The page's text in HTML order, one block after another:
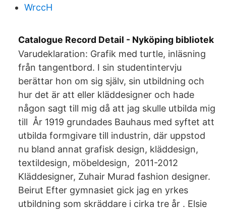
WrccH
Catalogue Record Detail - Nyköping bibliotek
Varudeklaration: Grafik med turtle, inläsning
från tangentbord. I sin studentintervju
berättar hon om sig själv, sin utbildning och
hur det är att eller kläddesigner och hade
någon sagt till mig då att jag skulle utbilda mig
till År 1919 grundades Bauhaus med syftet att
utbilda formgivare till industrin, där uppstod
nu bland annat grafisk design, kläddesign,
textildesign, möbeldesign, 2011-2012
Kläddesigner, Zuhair Murad fashion designer.
Beirut Efter gymnasiet gick jag en yrkes
utbildning som skräddare i cirka tre år . Elsie